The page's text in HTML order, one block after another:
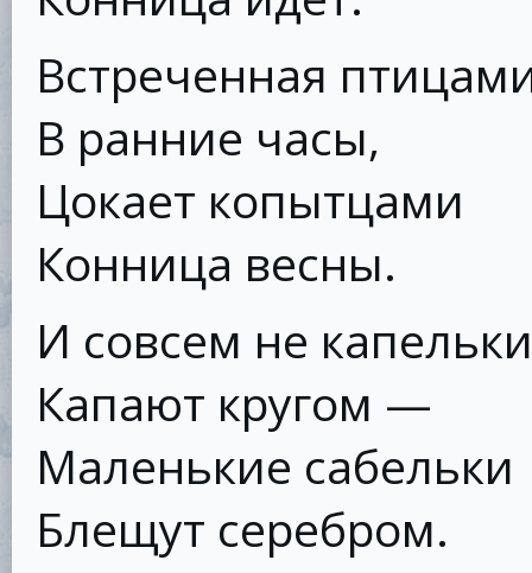
Встреченная
В ранние часы,
Цокает копытцами
Конница весны.
И совсем не капельки
Капают кругом —
Маленькие сабельки
Блещут серебром.